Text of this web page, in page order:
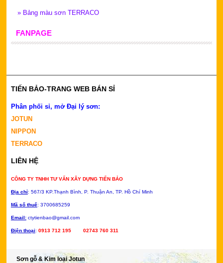
Sơn gỗ & Kim loại Jotun
» Bảng màu sơn TERRACO
FANPAGE
TIẾN BẢO-TRANG WEB BÁN SỈ
Phân phối sỉ, mở Đại lý sơn:
JOTUN
NIPPON
TERRACO
LIÊN HỆ
CÔNG TY TNHH TƯ VẤN XÂY DỰNG TIẾN BẢO
Địa chỉ: 567/3 KP.Thạnh Bình, P. Thuận An, TP. Hồ Chí Minh
Mã số thuế: 3700685259
Email:ctytienbao@gmail.com
Điện thoại: 0913 712 195 02743 760 311